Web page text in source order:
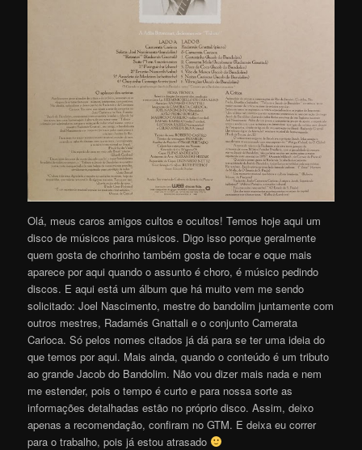
Olá, meus caros amigos cultos e ocultos! Temos hoje aqui um
disco de músicos para músicos. Digo isso porque geralmente
quem gosta de chorinho também gosta de tocar e oque mais
aparece por aqui quando o assunto é choro, é músico pedindo
discos. E aqui está um álbum que há muito vem me sendo
solicitado: Joel Nascimento, mestre do bandolim juntamente com
outros mestres, Radamés Gnattali e o conjunto Camerata
Carioca. Só pelos nomes citados já dá para se ter uma ideia do
que temos por aqui. Mais ainda, quando o conteúdo é um tributo
ao grande Jacob do Bandolim. Não vou dizer mais nada e nem
me estender, pois o tempo é curto e para nossa sorte as
informações detalhadas estão no próprio disco. Assim, deixo
apenas a recomendação, confiram no GTM. E deixa eu correr
para o trabalho, pois já estou atrasado